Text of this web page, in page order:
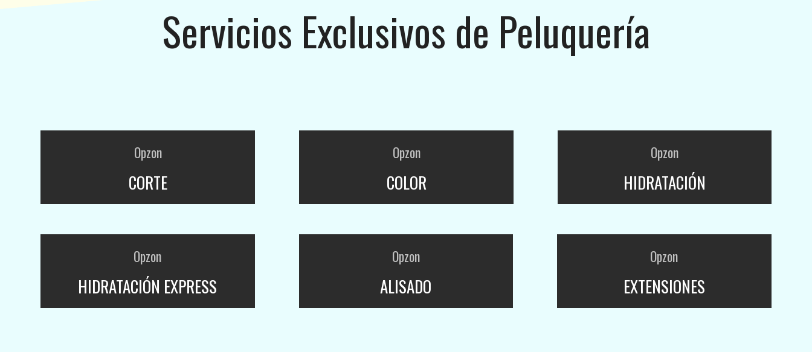
Servicios Exclusivos de Peluquería
Opzon
CORTE
Opzon
COLOR
Opzon
HIDRATACIÓN
Opzon
HIDRATACIÓN EXPRESS
Opzon
ALISADO
Opzon
EXTENSIONES